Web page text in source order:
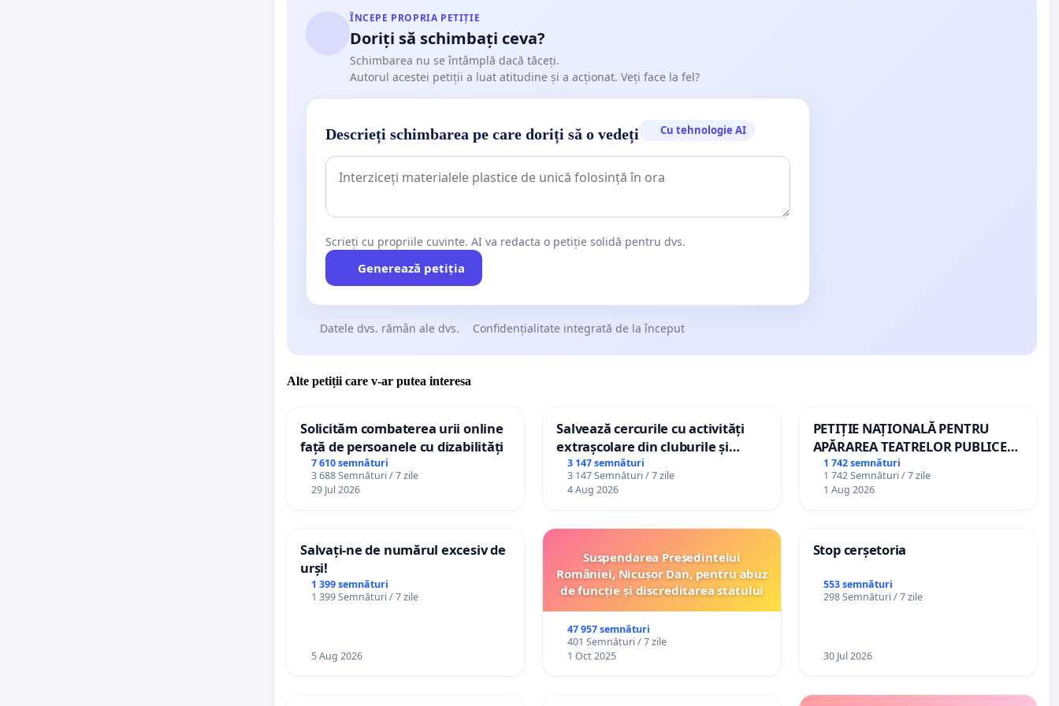
Asociația Diabeticilor Gheorghieni
Asociatia Tinerilor si Copiilor cu Diabet Zaharat din judetul Hargita
Mai puternici ca boala Parkinson
Academia Internațională Excelsior
Asociatia Romana de Oncologie "Sfanta Ana"
Asociația Pacienților cu Boala Fabry din România
Consiliul Național al Dizabilității din România
Asociatia Neuro Move CMT
Asociatia Romana de Cancere Rare
ÎNCEPE PROPRIA PETIȚIE
Doriți să schimbați ceva?
Schimbarea nu se întâmplă dacă tăceți.
Autorul acestei petiții a luat atitudine și a acționat. Veți face la fel?
Descrieți schimbarea pe care doriți să o vedeți Cu tehnologie AI
Scrieți cu propriile cuvinte. AI va redacta o petiție solidă pentru dvs.
Generează petiția
Datele dvs. rămân ale dvs. Confidențialitate integrată de la început
Alte petiții care v-ar putea interesa
Solicităm combaterea urii online
față de persoanele cu dizabilități
7 610 semnături
3 688 Semnături / 7 zile
29 Jul 2026
Salvează cercurile cu activități
extrașcolare din cluburile și
palatele copiilor
3 147 semnături
3 147 Semnături / 7 zile
4 Aug 2026
PETIȚIE NAȚIONALĂ PENTRU
APĂRAREA TEATRELOR PUBLICE
DE REPERTORIU DIN ROMÂNIA
1 742 semnături
1 742 Semnături / 7 zile
1 Aug 2026
Salvați-ne de numărul excesiv de
urși!
1 399 semnături
1 399 Semnături / 7 zile
5 Aug 2026
Suspendarea Președintelui
României, Nicușor Dan, pentru abuz
de funcție și discreditarea statului
47 957 semnături
401 Semnături / 7 zile
1 Oct 2025
Stop cerșetoria
553 semnături
298 Semnături / 7 zile
30 Jul 2026